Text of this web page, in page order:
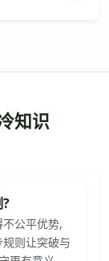
知识
公平优势,
则让突破与